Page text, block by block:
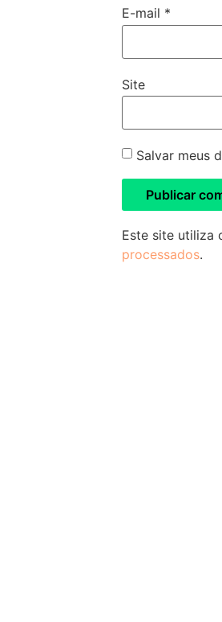
E-mail *
Site
Salvar meus
Este site utiliza
processados.